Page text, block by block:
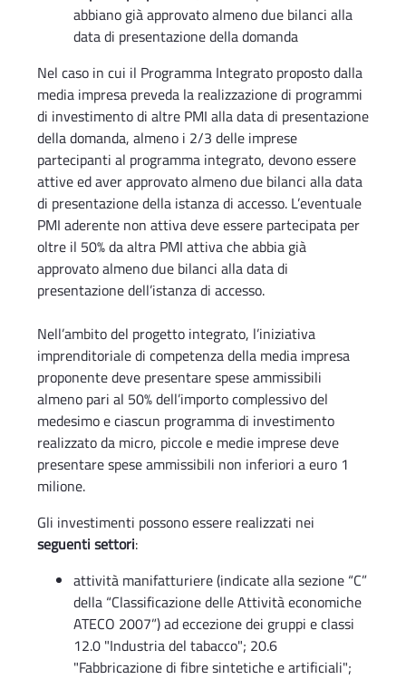
abbiano già approvato almeno due bilanci alla
data di presentazione della domanda
Nel caso in cui il Programma Integrato proposto dalla
media impresa preveda la realizzazione di programmi
di investimento di altre PMI alla data di presentazione
della domanda, almeno i 2/3 delle imprese
partecipanti al programma integrato, devono essere
attive ed aver approvato almeno due bilanci alla data
di presentazione della istanza di accesso. L’eventuale
PMI aderente non attiva deve essere partecipata per
oltre il 50% da altra PMI attiva che abbia già
approvato almeno due bilanci alla data di
presentazione dell’istanza di accesso.
Nell’ambito del progetto integrato, l’iniziativa
imprenditoriale di competenza della media impresa
proponente deve presentare spese ammissibili
almeno pari al 50% dell’importo complessivo del
medesimo e ciascun programma di investimento
realizzato da micro, piccole e medie imprese deve
presentare spese ammissibili non inferiori a euro 1
milione.
Gli investimenti possono essere realizzati nei
seguenti settori:
attività manifatturiere (indicate alla sezione “C”
della “Classificazione delle Attività economiche
ATECO 2007”) ad eccezione dei gruppi e classi
12.0 "Industria del tabacco"; 20.6
"Fabbricazione di fibre sintetiche e artificiali";